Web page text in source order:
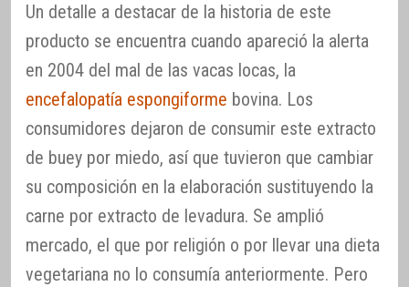
Un detalle a destacar de la historia de este
producto se encuentra cuando apareció la alerta
en 2004 del mal de las vacas locas, la
encefalopatía espongiforme bovina. Los
consumidores dejaron de consumir este extracto
de buey por miedo, así que tuvieron que cambiar
su composición en la elaboración sustituyendo la
carne por extracto de levadura. Se amplió
mercado, el que por religión o por llevar una dieta
vegetariana no lo consumía anteriormente. Pero